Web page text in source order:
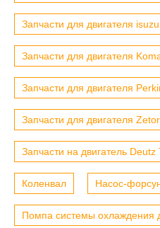
Запчасти для двигателя isuzu
Запчасти для двигателя
Запчасти для двигателя
Запчасти для двигателя Zetor
Запчасти на двигатель Deutz
Коленвал Насос-
Помпа системы охлаждения